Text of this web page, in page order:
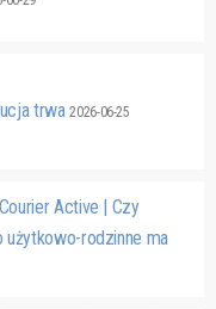
trwa2026-06-25
Active | Czy
użytkowo-rodzinne ma